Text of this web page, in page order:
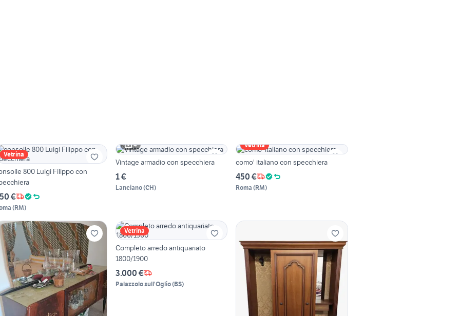
Vetrina
800 Luigi Filippo con
€
(RM)
4
Vintage armadio con specchiera
1 €
Lanciano(CH)
Vetrina
como' italiano con specchiera
450 €
Roma (RM)
Vetrina
Completo arredo antiquariato
1800/1900
3.000 €
Palazzolo sull'Oglio(BS)